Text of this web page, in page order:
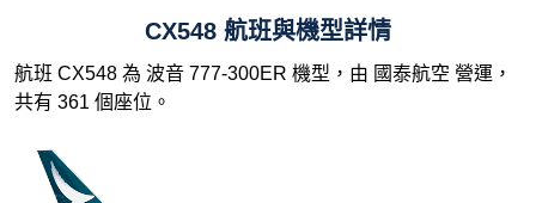
CX548 航班與機型詳情
航班 CX548 為 波音 777-300ER 機型，由 國泰航空 營運，
共有 361 個座位。